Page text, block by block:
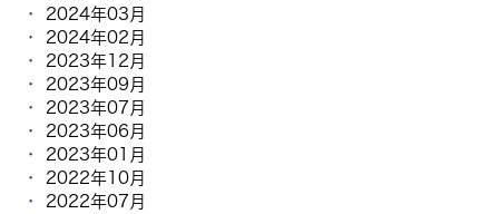
2024年03月
2024年02月
2023年12月
2023年09月
2023年07月
2023年06月
2023年01月
2022年10月
2022年07月